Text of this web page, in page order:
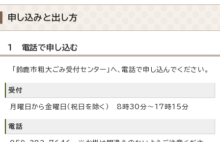
申し込みと出し方
1 電話で申し込む
「鈴鹿市粗大ごみ受付センター」へ、電話で申し込んでください。
受付
月曜日から金曜日（祝日を除く） 8時30分～17時15分
電話